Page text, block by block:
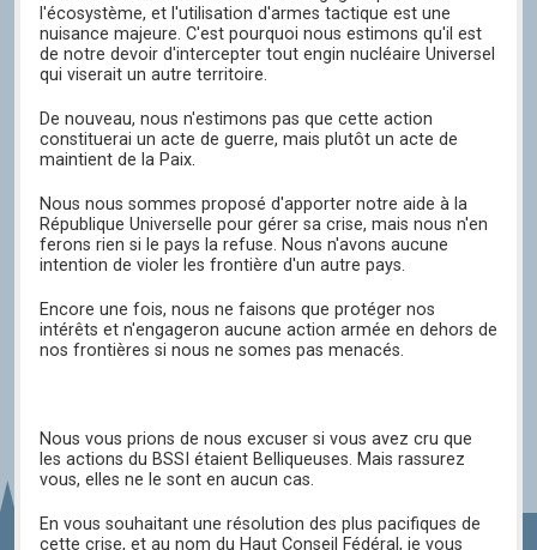
l'écosystème, et l'utilisation d'armes tactique est une
nuisance majeure. C'est pourquoi nous estimons qu'il est
de notre devoir d'intercepter tout engin nucléaire Universel
qui viserait un autre territoire.
De nouveau, nous n'estimons pas que cette action
constituerai un acte de guerre, mais plutôt un acte de
maintient de la Paix.
Nous nous sommes proposé d'apporter notre aide à la
République Universelle pour gérer sa crise, mais nous n'en
ferons rien si le pays la refuse. Nous n'avons aucune
intention de violer les frontière d'un autre pays.
Encore une fois, nous ne faisons que protéger nos
intérêts et n'engageron aucune action armée en dehors de
nos frontières si nous ne somes pas menacés.
Nous vous prions de nous excuser si vous avez cru que
les actions du BSSI étaient Belliqueuses. Mais rassurez
vous, elles ne le sont en aucun cas.
En vous souhaitant une résolution des plus pacifiques de
cette crise, et au nom du Haut Conseil Fédéral, je vous